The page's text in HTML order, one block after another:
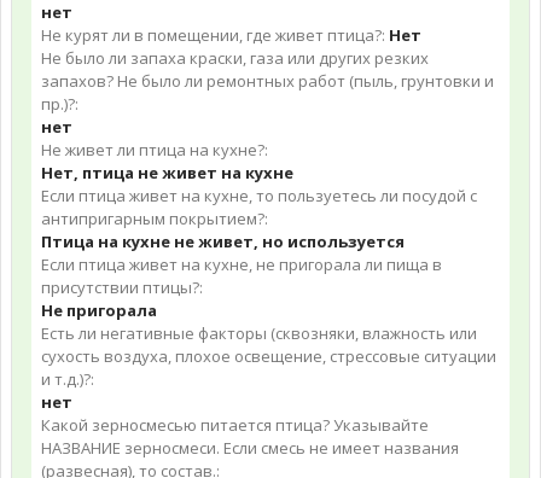
нет
Не курят ли в помещении, где живет птица?: Нет
Не было ли запаха краски, газа или других резких
запахов? Не было ли ремонтных работ (пыль, грунтовки и
пр.)?:
нет
Не живет ли птица на кухне?:
Нет, птица не живет на кухне
Если птица живет на кухне, то пользуетесь ли посудой с
антипригарным покрытием?:
Птица на кухне не живет, но используется
Если птица живет на кухне, не пригорала ли пища в
присутствии птицы?:
Не пригорала
Есть ли негативные факторы (сквозняки, влажность или
сухость воздуха, плохое освещение, стрессовые ситуации
и т.д.)?:
нет
Какой зерносмесью питается птица? Указывайте
НАЗВАНИЕ зерносмеси. Если смесь не имеет названия
(развесная), то состав.: